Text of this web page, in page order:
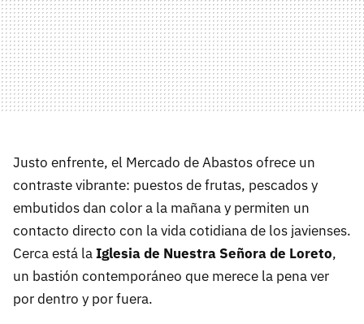
Justo enfrente, el Mercado de Abastos ofrece un
contraste vibrante: puestos de frutas, pescados y
embutidos dan color a la mañana y permiten un
contacto directo con la vida cotidiana de los javienses.
Cerca está laIglesia de Nuestra Señora de Loreto,
un bastión contemporáneo que merece la pena ver
por dentro y por fuera.